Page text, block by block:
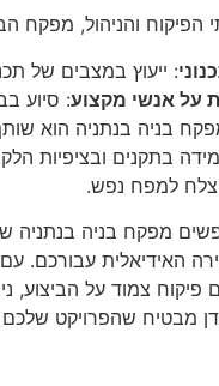
הפיקוח והניהול, מפקח
: ייעוץ במצבים של
על אנשי מקצוע: סיוע
בניה בנתניה הוא
בתקנים ובציפיות
למפח נפש.
מפקח בניה בנתניה
האידיאלית עבורכם.
פיקוח צמוד על
מבטיח שהפרויקט שלכם